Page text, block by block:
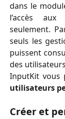
dans le
l’accès
seulement.
seuls les
puissent
des
InputKit vous
utilisateurs
Créer et